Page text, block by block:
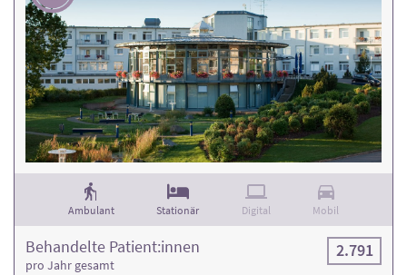
Ambulant Stationär Digital Mobil
Behandelte Patient:innen
pro Jahr gesamt
2.791